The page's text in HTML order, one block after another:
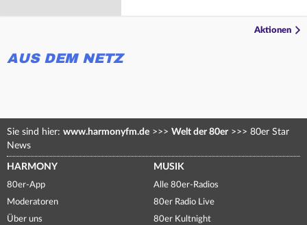
Aktionen
AUS DEM NETZ
Sie sind hier: www.harmonyfm.de >>> Welt der 80er >>> 80er Star
News
HARMONY
80er-App
Moderatoren
Über uns
MUSIK
Alle 80er-Radios
80er Radio Live
80er Kultnight